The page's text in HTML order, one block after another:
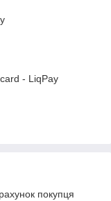
- LiqPay
покупця